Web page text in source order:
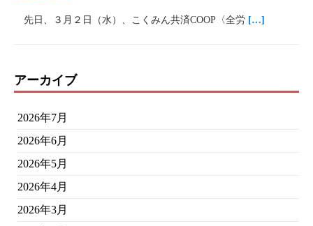
先日、３月２日（水）、こくみん共済COOP〈全労 […]
アーカイブ
2026年7月
2026年6月
2026年5月
2026年4月
2026年3月